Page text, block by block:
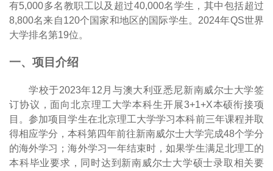
有5,000多名教职工以及超过40,000名学生，其中包括超过
8,800名来自120个国家和地区的国际学生。 2024年QS世界
大学排名第19位。
一、项目介绍
学校于2023年12 月与澳大利亚悉尼新南威尔士大学签
订协议，面向北京理工大学本科生开展3+1+X本硕衔接项
目。参加项目学生在北京理工大学学习本科前三年课程并取
得相应学分，本科第四年前往新南威尔士大学完成48个学分
的海外学习；海外学习一年结束时，如果学生满足北理工的
本科毕业要求，同时达到新南威尔士大学硕士录取相关要